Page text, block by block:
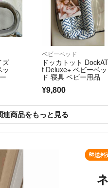
ズ
ベビーベッド
ドッカトット
t Deluxe+ ベビーベッ
ド 寝具 ベビー用品
¥9,800
連商品をもっと見る
送料